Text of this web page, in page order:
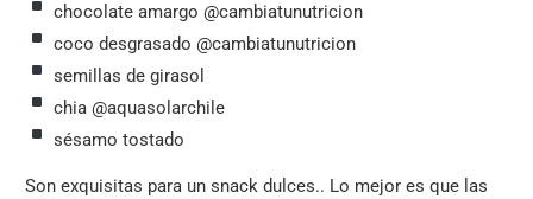
chocolate amargo @cambiatunutricion
coco desgrasado @cambiatunutricion
semillas de girasol
chia @aquasolarchile
sésamo tostado
Son exquisitas para un snack dulces.. Lo mejor es que las